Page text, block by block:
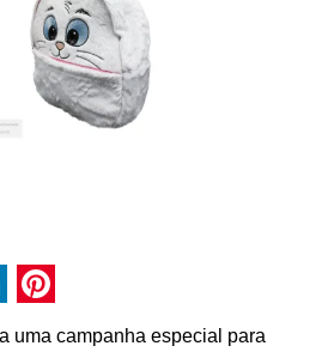
Pinterest
uma campanha especial para